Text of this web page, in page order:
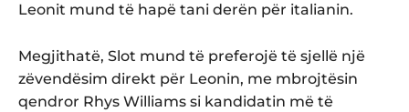
Leonit mund të hapë tani derën për italianin.
Megjithatë, Slot mund të preferojë të sjellë një
zëvendësim direkt për Leonin, me mbrojtësin
qendror Rhys Williams si kandidatin më të